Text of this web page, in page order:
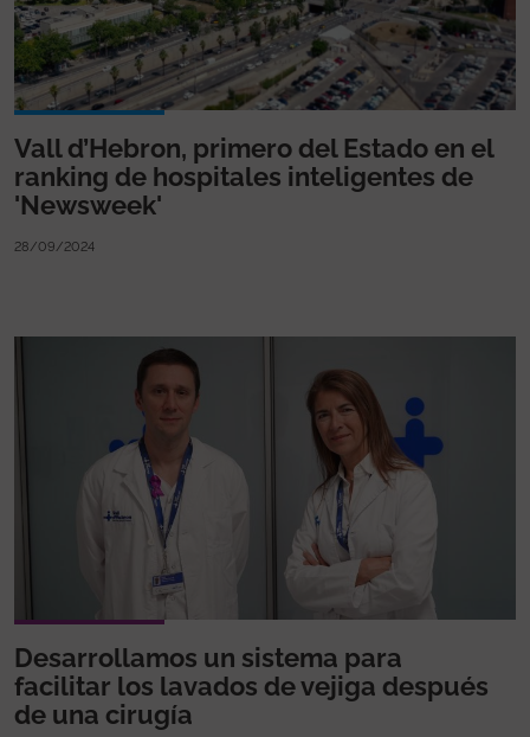
Vall d’Hebron, primero del Estado en el
ranking de hospitales inteligentes de
'Newsweek'
28/09/2024
Desarrollamos un sistema para
facilitar los lavados de vejiga después
de una cirugía